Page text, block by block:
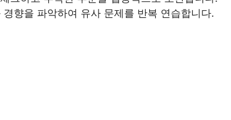
향을 파악하여 유사 문제를 반복 연습합니다.